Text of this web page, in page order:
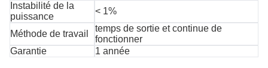
Instabilité de la
puissance
< 1%
Méthode de travail
temps de sortie et continue de
fonctionner
Garantie
1 année